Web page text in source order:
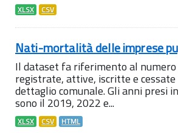
XLSX CSV
Nati-mortalità delle imprese
Il dataset fa riferimento al
registrate, attive, iscritte e cessate
dettaglio comunale. Gli anni presi
sono il 2019, 2022 e...
XLSX CSV HTML